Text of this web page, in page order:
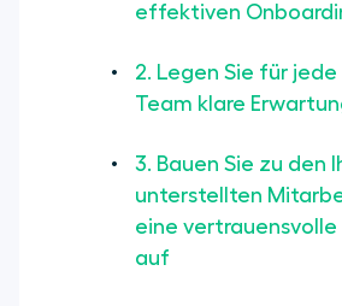
effektiven
2. Legen Sie für jede
Team klare
3. Bauen Sie zu den
unterstellten
eine vertrauensvolle
auf